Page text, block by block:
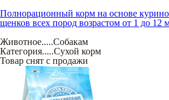
Полнорационный корм на основе
щенков всех пород возрастом от 1 до 12
Животное.....Собакам
Категория.....Сухой корм
Товар снят с продажи